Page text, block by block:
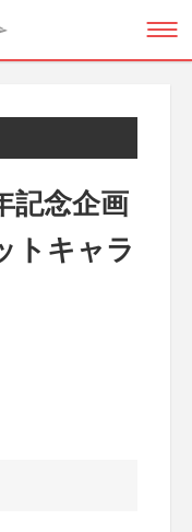
記念企画
トキャラ